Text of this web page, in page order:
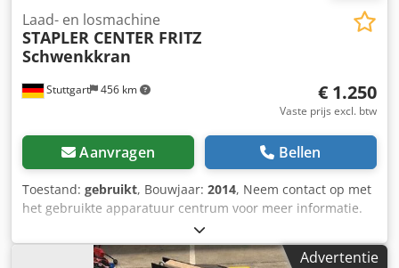
Stuttgart 456 km
Laad- en losmachine
STAPLER CENTER FRITZ
Schwenkkran
€ 1.250
Vaste prijs excl. btw
Aanvragen Bellen
Toestand: gebruikt, Bouwjaar: 2014, Neem contact op met
het gebruikte apparatuur centrum voor meer informatie.
Advertentie